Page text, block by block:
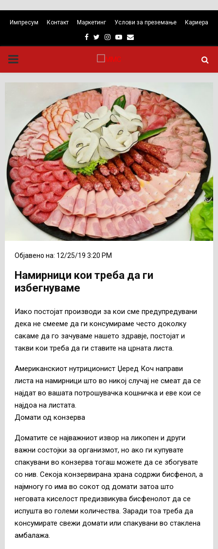
Импресум Контакт Маркетинг Услови за преземање Кариера
Facebook
TwitterInstagram
Youtube
Email
PRIMARY
MENU
Објавено на: 12/25/19 3:20 PM
Намирници кои треба да ги
избегнуваме
Иако постојат производи за кои сме предупредувани
дека не смееме да ги консумираме често доколку
сакаме да го зачуваме нашето здравје, постојат и
такви кои треба да ги ставите на црната листа.
Американскиот нутриционист Џеред Коч направи
листа на намирници што во никој случај не смеат да се
најдат во вашата потрошувачка кошничка и еве кои се
најдоа на листата.
Домати од конзерва
Доматите се најважниот извор на ликопен и други
важни состојки за организмот, но ако ги купувате
спакувани во конзерва тогаш можете да се збогувате
со нив. Секоја конзервирана храна содржи бисфенол, а
најмногу го има во сокот од домати затоа што
неговата киселост предизвикува бисфенолот да се
испушта во големи количества. Заради тоа треба да
консумирате свежи домати или спакувани во стаклена
амбалажа.